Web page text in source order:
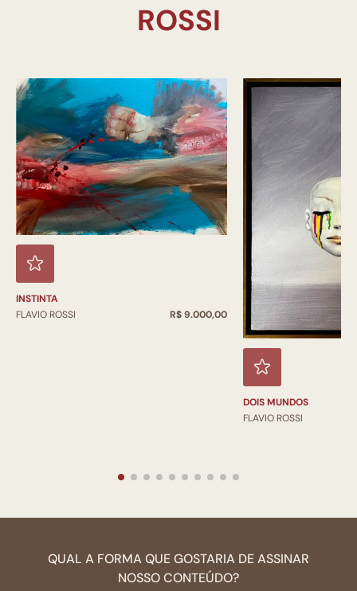
INSTINTA
FLAVIO ROSSI
R$ 9.000,00
DOIS MUNDOS
FLAVIO ROSSI
QUAL A FORMA QUE GOSTARIA DE ASSINAR
NOSSO CONTEÚDO?